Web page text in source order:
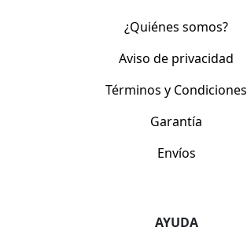
¿Quiénes somos?
Aviso de privacidad
Términos y Condiciones
Garantía
Envíos
AYUDA